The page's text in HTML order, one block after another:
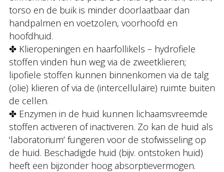
torso en de buik is minder doorlaatbaar dan
handpalmen en voetzolen, voorhoofd en
hoofdhuid.
✤ Klieropeningen en haarfollikels – hydrofiele
stoffen vinden hun weg via de zweetklieren;
lipofiele stoffen kunnen binnenkomen via de talg
(olie) klieren of via de (intercellulaire) ruimte buiten
de cellen.
✤ Enzymen in de huid kunnen lichaamsvreemde
stoffen activeren of inactiveren. Zo kan de huid als
‘laboratorium’ fungeren voor de stofwisseling op
de huid. Beschadigde huid (bijv. ontstoken huid)
heeft een bijzonder hoog absorptievermogen.